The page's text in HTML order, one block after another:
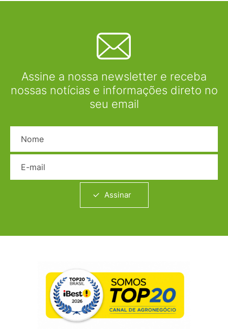
Assine a nossa newsletter e receba
nossas notícias e informações direto no
seu email
Assinar